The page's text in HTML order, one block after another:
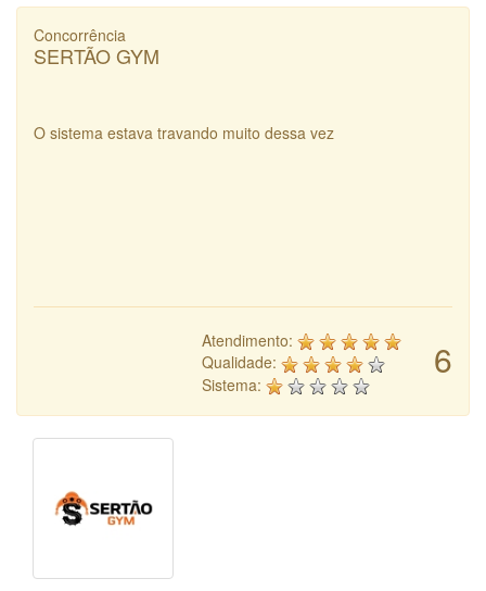
Concorrência
SERTÃO GYM
O sistema estava travando muito dessa vez
6
Atendimento:
Qualidade:
Sistema: